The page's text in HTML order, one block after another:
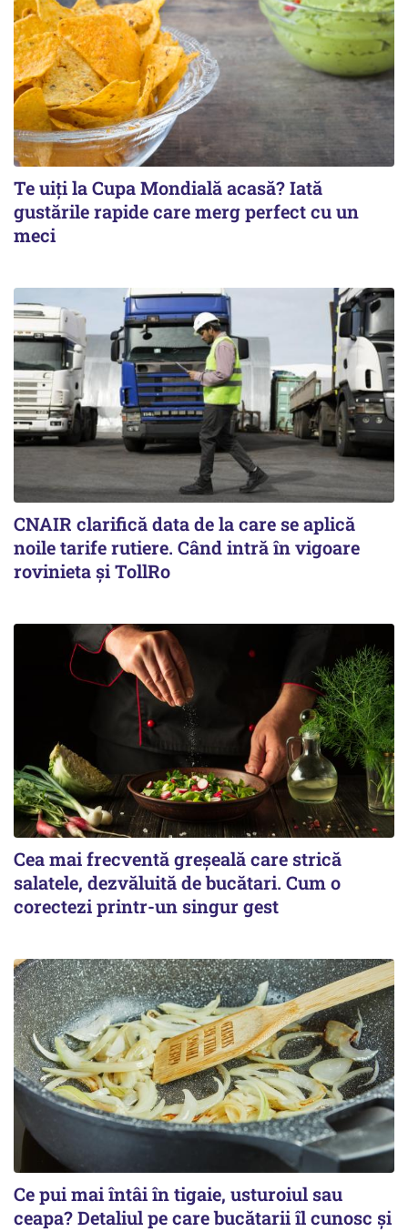
Te uiți la Cupa Mondială acasă? Iată
gustările rapide care merg perfect cu un
meci
CNAIR clarifică data de la care se aplică
noile tarife rutiere. Când intră în vigoare
rovinieta și TollRo
Cea mai frecventă greșeală care strică
salatele, dezvăluită de bucătari. Cum o
corectezi printr-un singur gest
Ce pui mai întâi în tigaie, usturoiul sau
ceapa? Detaliul pe care bucătarii îl cunosc și